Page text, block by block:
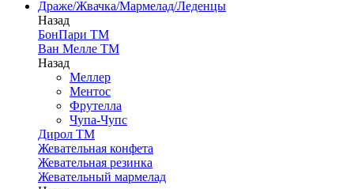
Драже/Жвачка/Мармелад/Леденцы
Назад
БонПари ТМ
Ван Мелле ТМ
Назад
Меллер
Ментос
Фрутелла
Чупа-Чупс
Дирол ТМ
Жевательная конфета
Жевательная резинка
Жевательный мармелад